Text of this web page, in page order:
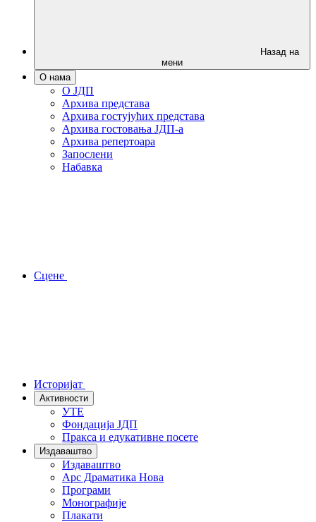
Назад на
мени
О нама
О ЈДП
Архива представа
Архива гостујућих представа
Архива гостовања ЈДП-а
Архива репертоара
Запослени
Набавка
Сцене
Историјат
Активности
УТЕ
Фондација ЈДП
Пракса и едукативне посете
Издаваштво
Издаваштво
Арс Драматика Нова
Програми
Монографије
Плакати